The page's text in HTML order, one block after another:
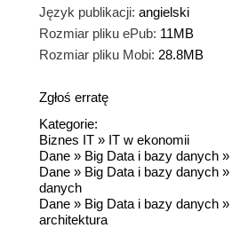
Język publikacji: angielski
Rozmiar pliku ePub: 11MB
Rozmiar pliku Mobi: 28.8MB
Zgłoś erratę
Kategorie:
Biznes IT » IT w ekonomii
Dane » Big Data i bazy danych »
Dane » Big Data i bazy danych »
danych
Dane » Big Data i bazy danych »
architektura